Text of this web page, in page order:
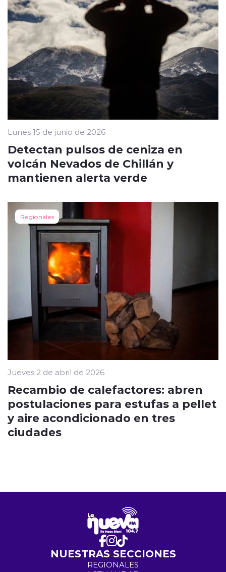
Lunes 15 de junio de 2026
Detectan pulsos de ceniza en
volcán Nevados de Chillán y
mantienen alerta verde
Regionales
Jueves 2 de abril de 2026
Recambio de calefactores: abren
postulaciones para estufas a pellet
y aire acondicionado en tres
ciudades
NUESTRAS SECCIONES
REGIONALES